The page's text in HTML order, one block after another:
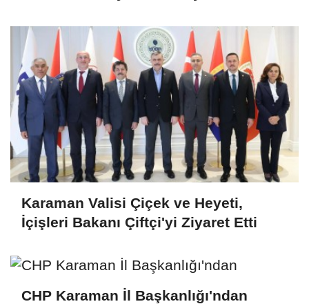
Karaman Valisi Çiçek ve Heyeti,
İçişleri Bakanı Çiftçi'yi Ziyaret Etti
CHP Karaman İl Başkanlığı'ndan